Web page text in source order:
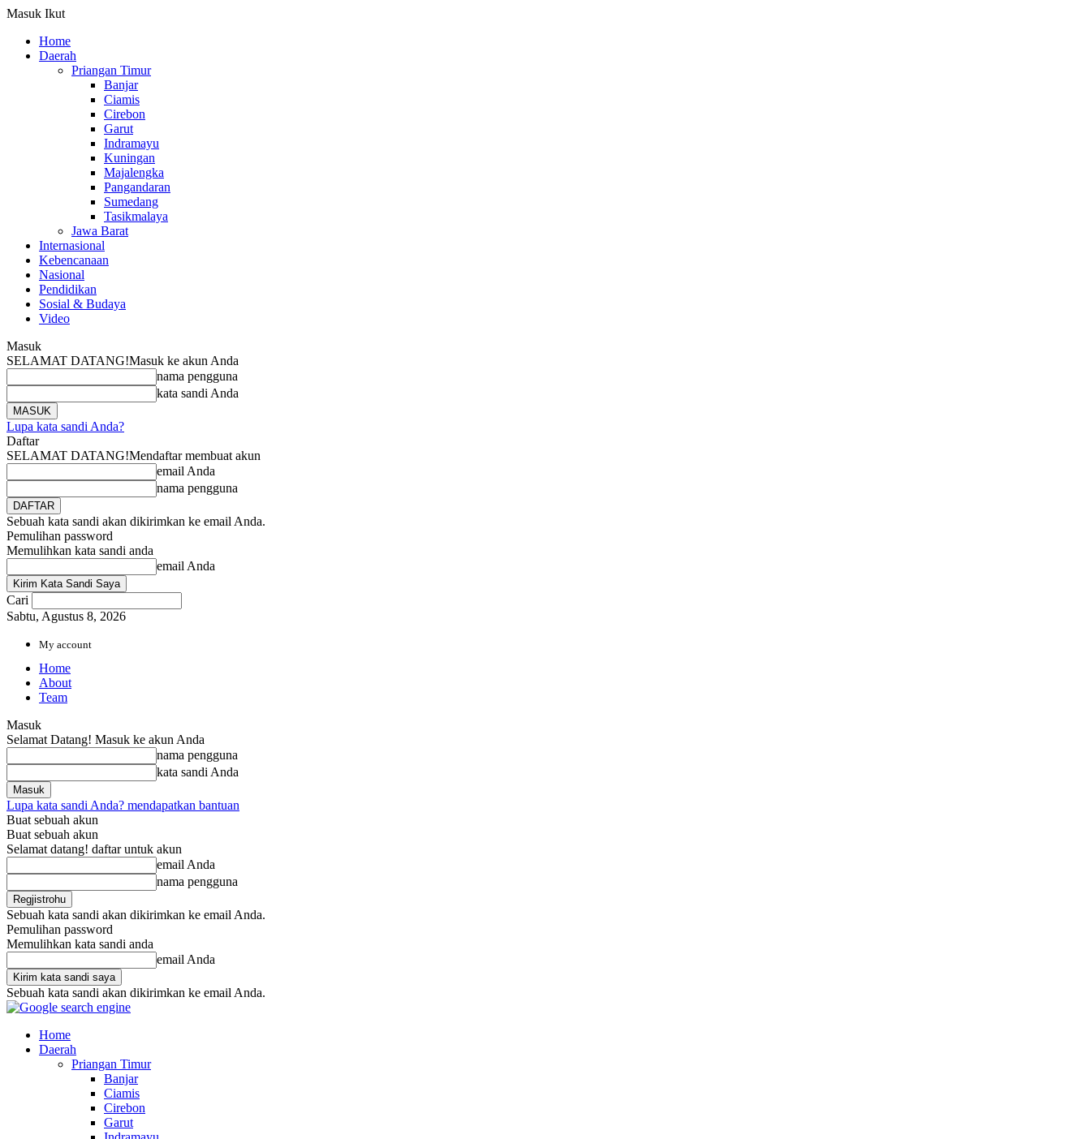
Masuk Ikut
Home
Daerah
Priangan Timur
Banjar
Ciamis
Cirebon
Garut
Indramayu
Kuningan
Majalengka
Pangandaran
Sumedang
Tasikmalaya
Jawa Barat
Internasional
Kebencanaan
Nasional
Pendidikan
Sosial & Budaya
Video
Masuk
SELAMAT DATANG!Masuk ke akun Anda
nama pengguna
kata sandi Anda
Lupa kata sandi Anda?
Daftar
SELAMAT DATANG!Mendaftar membuat akun
email Anda
nama pengguna
Sebuah kata sandi akan dikirimkan ke email Anda.
Pemulihan password
Memulihkan kata sandi anda
email Anda
Cari
Sabtu, Agustus 8, 2026
My account
Home
About
Team
Masuk
Selamat Datang! Masuk ke akun Anda
nama pengguna
kata sandi Anda
Lupa kata sandi Anda? mendapatkan bantuan
Buat sebuah akun
Buat sebuah akun
Selamat datang! daftar untuk akun
email Anda
nama pengguna
Sebuah kata sandi akan dikirimkan ke email Anda.
Pemulihan password
Memulihkan kata sandi anda
email Anda
Sebuah kata sandi akan dikirimkan ke email Anda.
Home
Daerah
Priangan Timur
Banjar
Ciamis
Cirebon
Garut